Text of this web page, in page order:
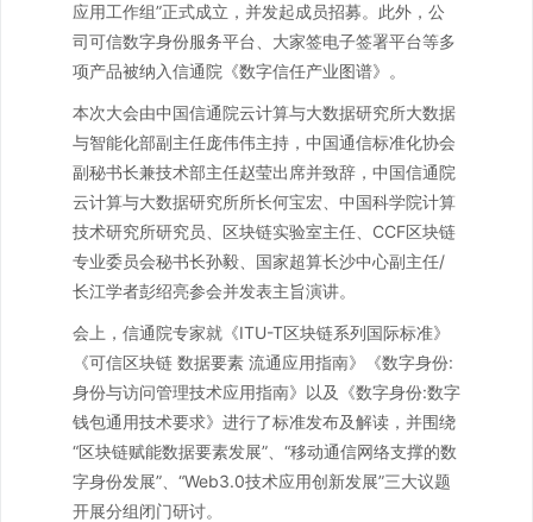
应用工作组”正式成立，并发起成员招募。此外，公
司可信数字身份服务平台、大家签电子签署平台等多
项产品被纳入信通院《数字信任产业图谱》。
本次大会由中国信通院云计算与大数据研究所大数据
与智能化部副主任庞伟伟主持，中国通信标准化协会
副秘书长兼技术部主任赵莹出席并致辞，中国信通院
云计算与大数据研究所所长何宝宏、中国科学院计算
技术研究所研究员、区块链实验室主任、CCF区块链
专业委员会秘书长孙毅、国家超算长沙中心副主任/
长江学者彭绍亮参会并发表主旨演讲。
会上，信通院专家就《ITU-T区块链系列国际标准》
《可信区块链 数据要素 流通应用指南》《数字身份:
身份与访问管理技术应用指南》以及《数字身份:数字
钱包通用技术要求》进行了标准发布及解读，并围绕
“区块链赋能数据要素发展”、“移动通信网络支撑的数
字身份发展”、“Web3.0技术应用创新发展”三大议题
开展分组闭门研讨。